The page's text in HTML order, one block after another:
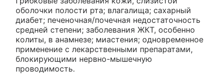
оболочки полости рта; влагалища; сахарный
диабет; печеночная/почечная недостаточность
средней степени; заболевания ЖКТ, особенно
колиты, в анамнезе; миастения; одновременное
применение с лекарственными препаратами,
блокирующими нервно-мышечную
проводимость.